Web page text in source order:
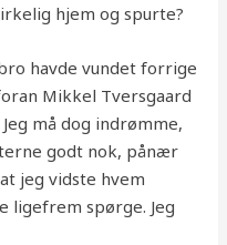
hjem og spurte?
havde vundet forrige
Mikkel Tversgaard
må dog indrømme,
godt nok, pånær
jeg vidste hvem
ligefrem spørge. Jeg